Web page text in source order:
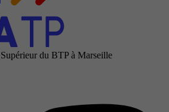
du BTP à Marseille